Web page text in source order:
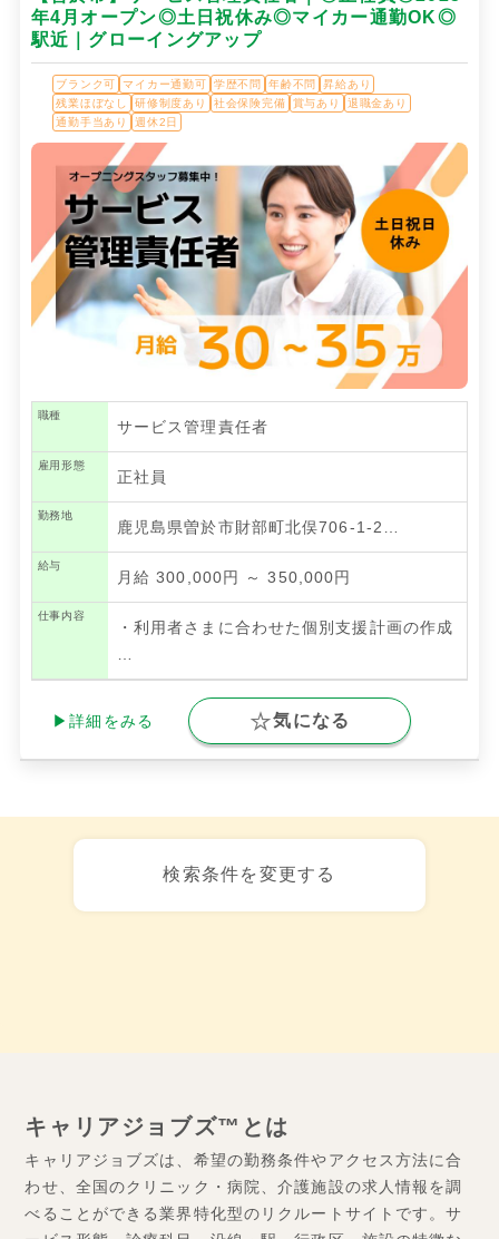
年4月オープン◎土日祝休み◎マイカー通勤OK◎
駅近｜グローイングアップ
ブランク可 マイカー通勤可 学歴不問 年齢不問
昇給あり
残業ほぼなし
研修制度あり 社会保険完備 賞与あり
退職金あり
通勤手当あり
週休2日
職種
サービス管理責任者
雇用形態
正社員
勤務地
鹿児島県曽於市財部町北俣706-1-2…
給与
月給 300,000円 ～ 350,000円
仕事内容
・利用者さまに合わせた個別支援計画の作成
▶詳細をみる 気になる
検索条件を変更する
キャリアジョブズ™とは
キャリアジョブズは、希望の勤務条件やアクセス方法に合
わせ、全国のクリニック・病院、介護施設の求人情報を調
べることができる業界特化型のリクルートサイトです。サ